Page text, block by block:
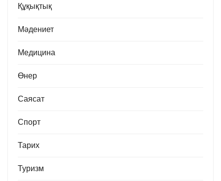
Құқықтық
Мәдениет
Медицина
Өнер
Саясат
Спорт
Тарих
Туризм